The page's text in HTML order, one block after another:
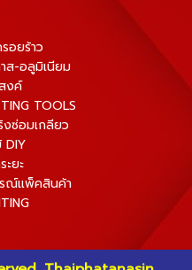
อยร้าว
ส-อลูมิเนียม
งค์
TOOLS
ซ่อมเกลียว
DIY
ยะ
ณ์แพ็คสินค้า